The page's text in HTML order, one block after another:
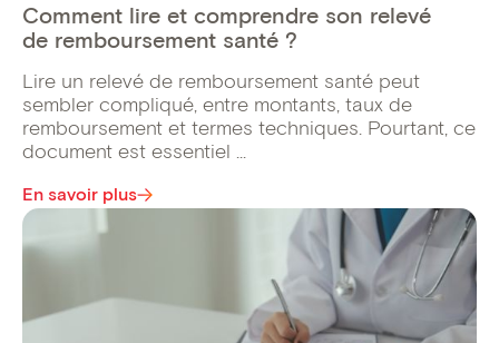
Comment lire et comprendre son relevé
de remboursement santé ?
Lire un relevé de remboursement santé peut
sembler compliqué, entre montants, taux de
remboursement et termes techniques. Pourtant, ce
document est essentiel ...
En savoir plus